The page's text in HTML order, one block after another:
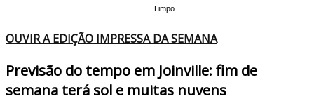
Limpo
OUVIR A EDIÇÃO IMPRESSA DA SEMANA
Previsão do tempo em Joinville: fim de
semana terá sol e muitas nuvens